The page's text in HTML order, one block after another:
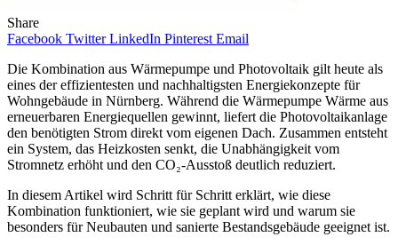
Share
Facebook Twitter LinkedIn Pinterest Email
Die Kombination aus Wärmepumpe und Photovoltaik gilt heute als
eines der effizientesten und nachhaltigsten Energiekonzepte für
Wohngebäude in Nürnberg. Während die Wärmepumpe Wärme aus
erneuerbaren Energiequellen gewinnt, liefert die Photovoltaikanlage
den benötigten Strom direkt vom eigenen Dach. Zusammen entsteht
ein System, das Heizkosten senkt, die Unabhängigkeit vom
Stromnetz erhöht und den CO₂-Ausstoß deutlich reduziert.
In diesem Artikel wird Schritt für Schritt erklärt, wie diese
Kombination funktioniert, wie sie geplant wird und warum sie
besonders für Neubauten und sanierte Bestandsgebäude geeignet ist.